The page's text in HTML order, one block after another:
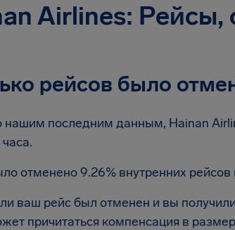
Airlines: Рейсы,
рейсов было
нашим последним данным, Hainan
отменено 9.26% внутренних
ваш рейс был отменен и вы
причитаться компенсация в